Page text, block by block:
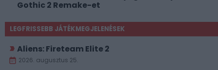
Gothic 2 Remake-et
LEGFRISSEBB JÁTÉKMEGJELENÉSEK
Aliens: Fireteam Elite 2
2026. augusztus 25.